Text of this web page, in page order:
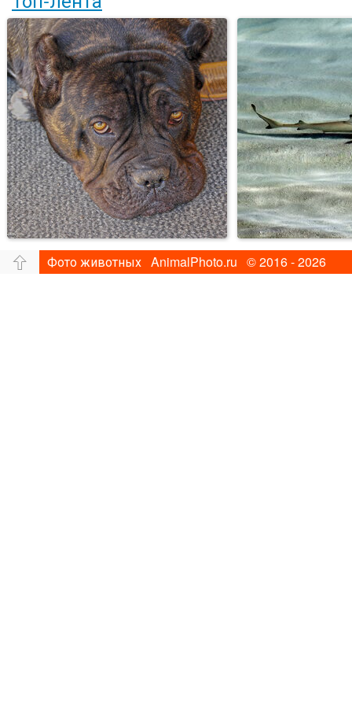
Фото животных AnimalPhoto.ru © 2016 - 2026